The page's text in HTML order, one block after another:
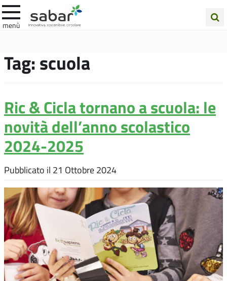
menù
sito
Tag:scuola
Ric & Cicla tornano a scuola: le
novità dell’anno scolastico
2024-2025
Pubblicato il 21 Ottobre 2024